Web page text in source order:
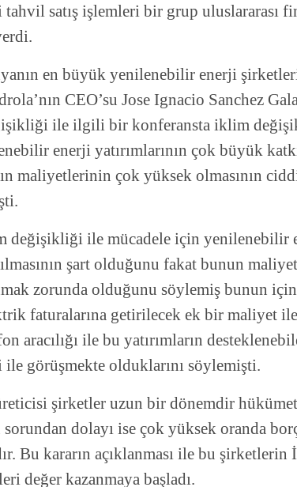
satış işlemleri bir grup uluslararası
en büyük yenilenebilir enerji
CEO’su Jose Ignacio Sanchez
ile ilgili bir konferansta iklim
enerji yatırımlarının çok büyük
maliyetlerinin çok yüksek olmasının
değişikliği ile mücadele için yenilenebilir
şart olduğunu fakat bunun
zorunda olduğunu söylemiş bunun
faturalarına getirilecek ek bir maliyet
aracılığı ile bu yatırımların
görüşmekte olduklarını söylemişti.
şirketler uzun bir dönemdir
sorundan dolayı ise çok yüksek oranda
Bu kararın açıklanması ile bu şirketlerin
değer kazanmaya başladı.